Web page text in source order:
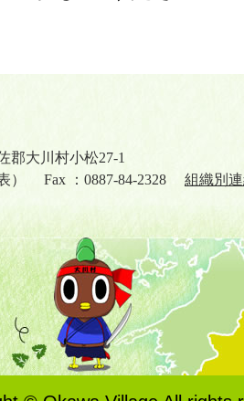
郡大川村小松27-1
表） Fax ：0887-84-2328 組織別